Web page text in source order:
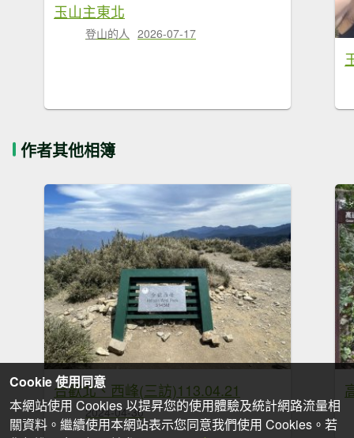
玉山主東北
登山的人 2026-07-17
作者其他相簿
合歡北、西峰(三訪)113.04.21
2024-04-30
Cookie 使用同意
本網站使用 Cookies 以提昇您的使用體驗及統計網路流量相
關資料。繼續使用本網站表示您同意我們使用 Cookies。若